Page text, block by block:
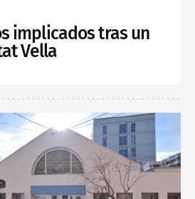
implicados tras un
Vella